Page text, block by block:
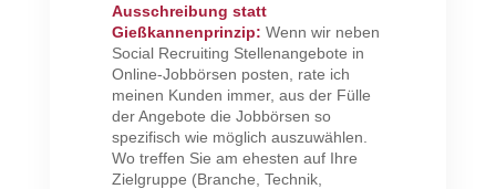
Ausschreibung statt
Gießkannenprinzip: Wenn wir neben
Social Recruiting Stellenangebote in
Online-Jobbörsen posten, rate ich
meinen Kunden immer, aus der Fülle
der Angebote die Jobbörsen so
spezifisch wie möglich auszuwählen.
Wo treffen Sie am ehesten auf Ihre
Zielgruppe (Branche, Technik,